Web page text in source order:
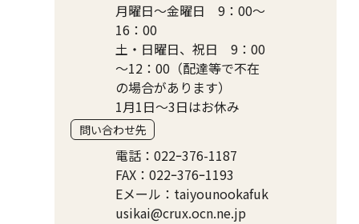
月曜日～金曜日 9：00～
16：00
土・日曜日、祝日 9：00
～12：00（配達等で不在
の場合があります）
1月1日～3日はお休み
問い合わせ先
電話：022ｰ376-1187
FAX：022ｰ376ｰ1193
Eメール：taiyounookafuk
usikai@crux.ocn.ne.jp